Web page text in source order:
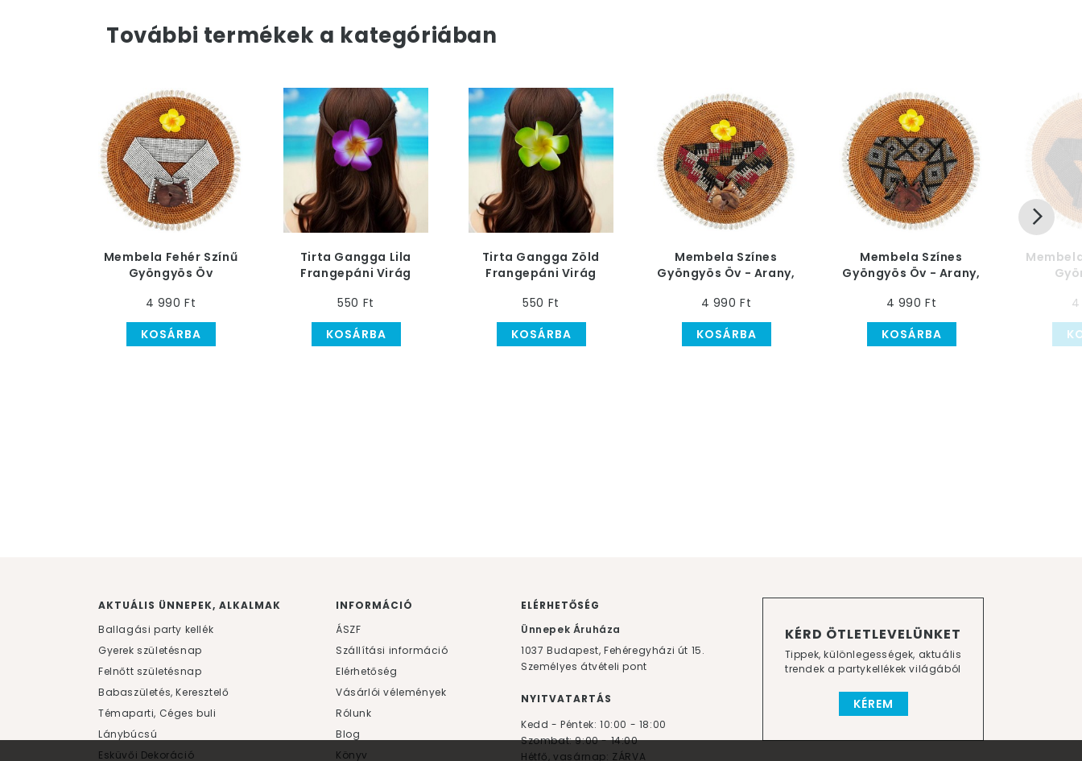
További termékek a kategóriában
Membela Fehér Színű
Gyöngyös Öv
4 990 Ft
KOSÁRBA
Tirta Gangga Lila
Frangepáni Virág
550 Ft
KOSÁRBA
Tirta Gangga Zöld
Frangepáni Virág
550 Ft
KOSÁRBA
Membela Színes
Gyöngyös Öv - Arany,
4 990 Ft
KOSÁRBA
Membela Színes
Gyöngyös Öv - Arany,
4 990 Ft
KOSÁRBA
KÉRD ÖTLETLEVELÜNKET
Tippek, különlegességek, aktuális
trendek a partykellékek világából
KÉREM
AKTUÁLIS ÜNNEPEK, ALKALMAK
Ballagási party kellék
Gyerek születésnap
Felnőtt születésnap
Babaszületés, Keresztelő
Témaparti, Céges buli
Lánybúcsú
Esküvői Dekoráció
INFORMÁCIÓ
ÁSZF
Szállítási információ
Elérhetőség
Vásárlói vélemények
Rólunk
Blog
Könyv
ELÉRHETŐSÉG
Ünnepek Áruháza
1037 Budapest, Fehéregyházi út 15.
Személyes átvételi pont
NYITVATARTÁS
Kedd - Péntek: 10:00 - 18:00
Szombat: 9:00 - 14:00
Hétfő, vasárnap: ZÁRVA